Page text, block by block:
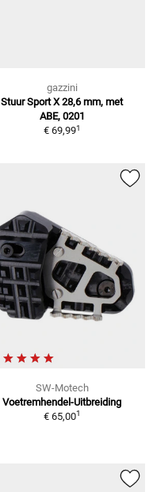
gazzini
Stuur Sport X 28,6 mm, met
ABE, 0201
€ 69,991
SW-Motech
Voetremhendel-Uitbreiding
€ 65,001